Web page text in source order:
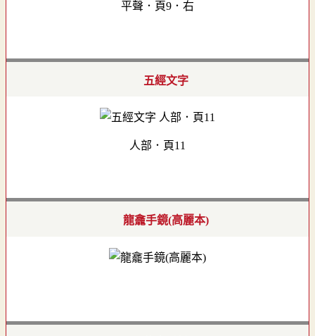
平聲．頁9．右
五經文字
人部．頁11
龍龕手鏡(高麗本)